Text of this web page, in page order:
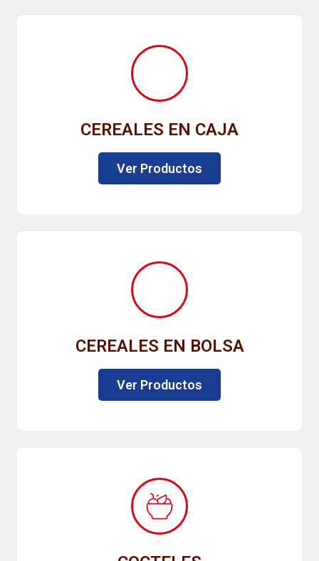
CEREALES EN CAJA
Ver Productos
CEREALES EN BOLSA
Ver Productos